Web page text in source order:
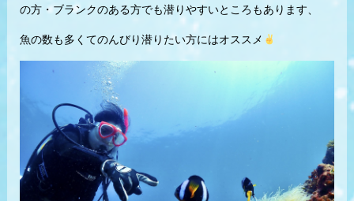
の方・ブランクのある方でも潜りやすいところもあります、
魚の数も多くてのんびり潜りたい方にはオススメ